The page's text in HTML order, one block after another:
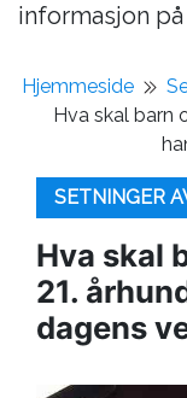
informasjon
Hjemmeside
Hva skal barn
SETNINGER
Hva skal
21.
dagens